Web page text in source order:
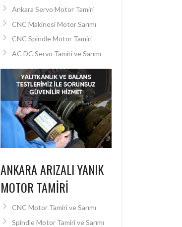
Ankara Servo Motor Tamiri
CNC Makinesi Motor Sarımı
CNC Spindle Motor Tamiri
AC DC Servo Tamiri ve Sarımı
ANKARA ARIZALI YANIK
MOTOR TAMIRI
CNC Motor Tamiri ve Sarımı
Spindle Motor Tamiri ve Sarımı